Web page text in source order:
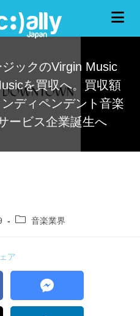
ックのVirgin Music
を買収へ。買収額
ディペンデント音楽
ービス企業誕生へ
音楽業界
ア